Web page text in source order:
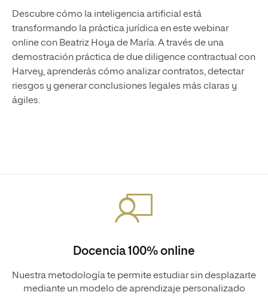
Descubre cómo la inteligencia artificial está
transformando la práctica jurídica en este webinar
online con Beatriz Hoya de María. A través de una
demostración práctica de due diligence contractual con
Harvey, aprenderás cómo analizar contratos, detectar
riesgos y generar conclusiones legales más claras y
ágiles.
Docencia 100% online
Nuestra metodología te permite estudiar sin desplazarte
mediante un modelo de aprendizaje personalizado